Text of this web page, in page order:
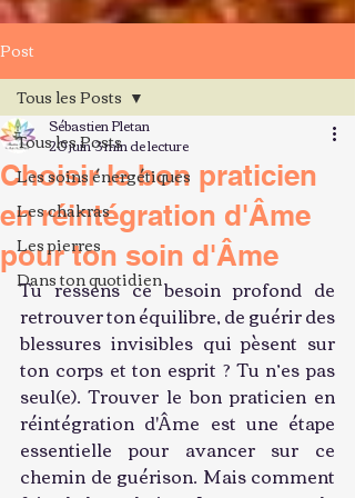
Post
Tous les Posts
Les soins énergétiques
Les chakras
Les pierres
Dans ton quotidien
Tous les Posts
Choisir le bon praticien
en réintégration d'Âme
pour ton soin d'Âme
Sébastien Pletan
20 juin3 min de lecture
Tu ressens ce besoin profond de
retrouver ton équilibre, de guérir des
blessures invisibles qui pèsent sur
ton corps et ton esprit ? Tu n’es pas
seul(e). Trouver le bon praticien en
réintégration d'Âme est une étape
essentielle pour avancer sur ce
chemin de guérison. Mais comment